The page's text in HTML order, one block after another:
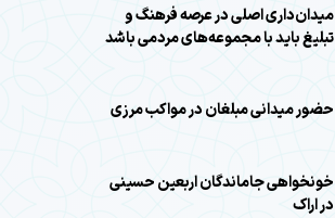
میدان‌داری اصلی در عرصه فرهنگ و
تبلیغ باید با مجموعه‌های مردمی باشد
حضور میدانی مبلغان در مواکب مرزی
خونخواهی جاماندگان اربعین حسینی
در اراک